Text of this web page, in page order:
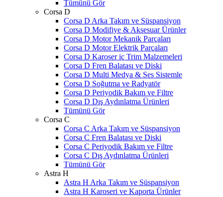
Tümünü Gör
Corsa D
Corsa D Arka Takım ve Süspansiyon
Corsa D Modifiye & Aksesuar Ürünler
Corsa D Motor Mekanik Parçaları
Corsa D Motor Elektrik Parçaları
Corsa D Karoser iç Trim Malzemeleri
Corsa D Fren Balatası ve Diski
Corsa D Multi Medya & Ses Sistemle
Corsa D Soğutma ve Radyatör
Corsa D Periyodik Bakım ve Filtre
Corsa D Dış Aydınlatma Ürünleri
Tümünü Gör
Corsa C
Corsa C Arka Takım ve Süspansiyon
Corsa C Fren Balatası ve Diski
Corsa C Periyodik Bakım ve Filtre
Corsa C Dış Aydınlatma Ürünleri
Tümünü Gör
Astra H
Astra H Arka Takım ve Süspansiyon
Astra H Karoseri ve Kaporta Ürünler